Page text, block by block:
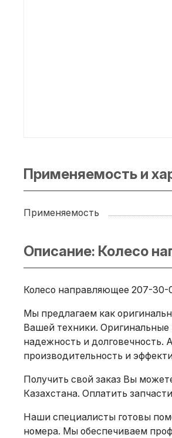
Применяемость и
Применяемость
Описание: Колесо
Колесо направляющее 207-30-
Мы предлагаем как
Вашей техники. Оригинальные
надежность и долговечность.
производительность и
Получить свой заказ Вы
Казахстана. Оплатить
Наши специалисты готовы
номера. Мы обеспечиваем